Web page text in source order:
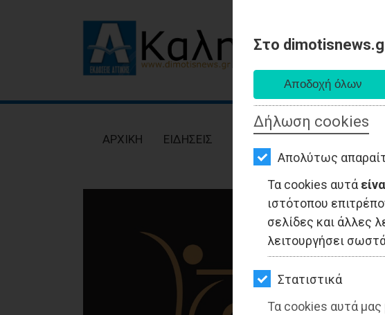
Στο
Δήλωση cookies
Απολύτως
Τα cookies αυτά
ιστότοπου
σελίδες και άλλες
λειτουργήσει
Στατιστικά
Τα cookies αυτά μας
ΕΙΔΗΣΕΙΣ
AΡΧΙΚΗ ΕΙΔΗΣΕΙΣ